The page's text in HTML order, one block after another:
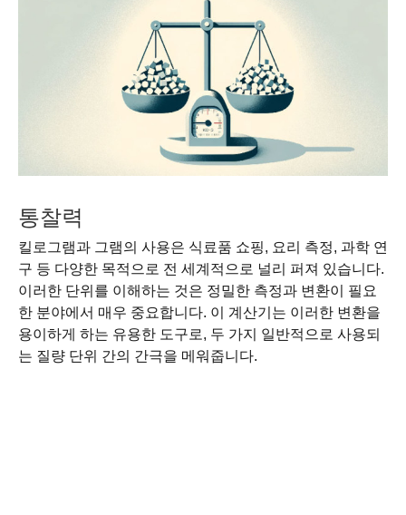
통찰력
킬로그램과 그램의 사용은 식료품 쇼핑, 요리 측정, 과학 연
구 등 다양한 목적으로 전 세계적으로 널리 퍼져 있습니다.
이러한 단위를 이해하는 것은 정밀한 측정과 변환이 필요
한 분야에서 매우 중요합니다. 이 계산기는 이러한 변환을
용이하게 하는 유용한 도구로, 두 가지 일반적으로 사용되
는 질량 단위 간의 간극을 메워줍니다.